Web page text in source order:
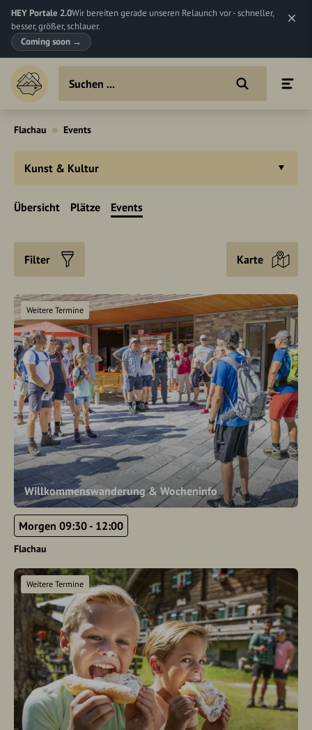
HEY Portale 2.0Wir bereiten gerade unseren Relaunch vor - schneller,
besser, größer, schlauer.
Coming soon →
Flachau Events
Kunst & Kultur
Übersicht Plätze Events
Filter Karte
Willkommenswanderung & Wocheninfo
Weitere Termine
Morgen 09:30 - 12:00
Flachau
Weitere Termine